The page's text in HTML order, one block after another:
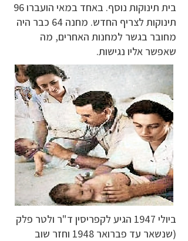
בית תינוקות נוסף. באחד במאי הועברו 96
תינוקות לצריף החדש. מחנה 64 כבר היה
מחובר בגשר למחנות האחרים, מה
שאפשר אליו נגישות.
ביולי 1947 הגיע לקפריסין ד"ר ולטר פלק
(שנשאר עד פברואר 1948 וחזר שוב